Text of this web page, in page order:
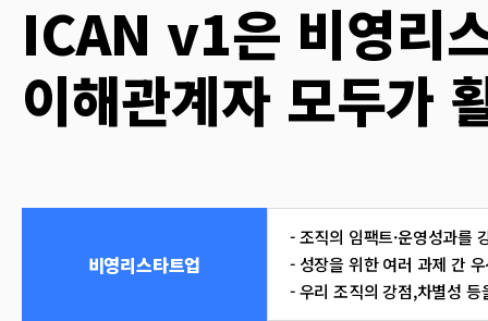
ICAN v1은 비영리
이해관계자 모두가
비영리스타트업
- 조직의 임팩트·운영성과를
- 성장을 위한 여러 과제 간
- 우리 조직의 강점,차별성